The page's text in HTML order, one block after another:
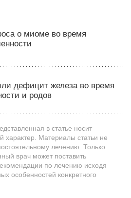
о миоме во время
дефицит железа во время
и родов
в статье носит
характер. Материалы статьи не
лечению. Только
врач может поставить
по лечению исходя
особенностей конкретного